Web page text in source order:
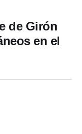
en el